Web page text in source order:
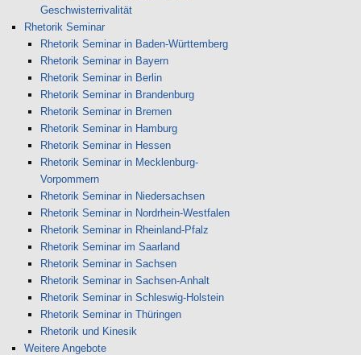
Geschwisterrivalität
Rhetorik Seminar
Rhetorik Seminar in Baden-Württemberg
Rhetorik Seminar in Bayern
Rhetorik Seminar in Berlin
Rhetorik Seminar in Brandenburg
Rhetorik Seminar in Bremen
Rhetorik Seminar in Hamburg
Rhetorik Seminar in Hessen
Rhetorik Seminar in Mecklenburg-
Vorpommern
Rhetorik Seminar in Niedersachsen
Rhetorik Seminar in Nordrhein-Westfalen
Rhetorik Seminar in Rheinland-Pfalz
Rhetorik Seminar im Saarland
Rhetorik Seminar in Sachsen
Rhetorik Seminar in Sachsen-Anhalt
Rhetorik Seminar in Schleswig-Holstein
Rhetorik Seminar in Thüringen
Rhetorik und Kinesik
Weitere Angebote